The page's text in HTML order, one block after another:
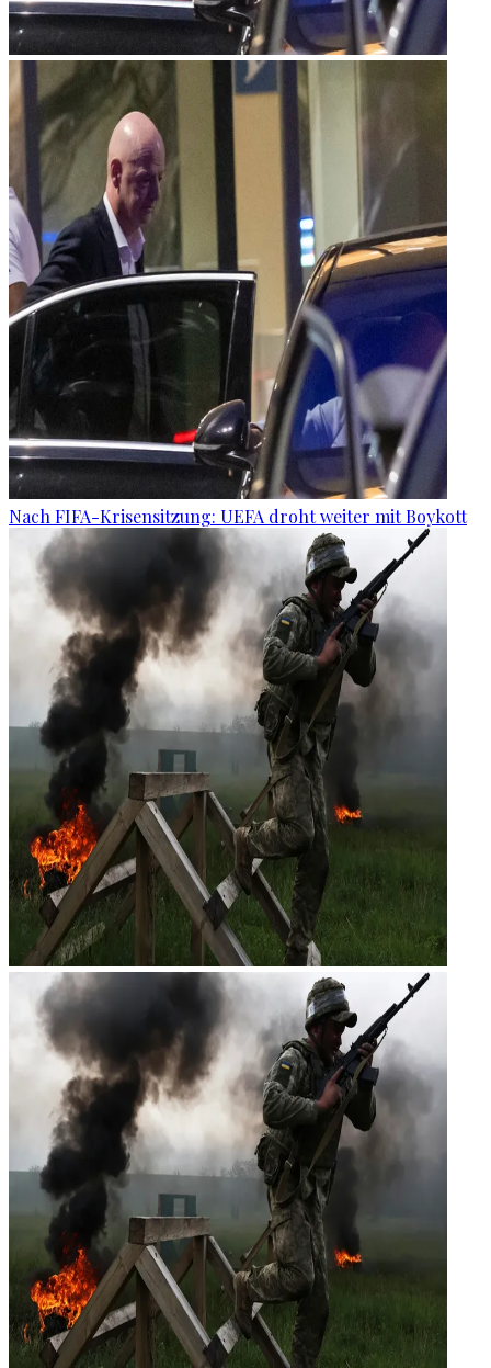
Nach FIFA-Krisensitzung: UEFA droht weiter mit Boykott